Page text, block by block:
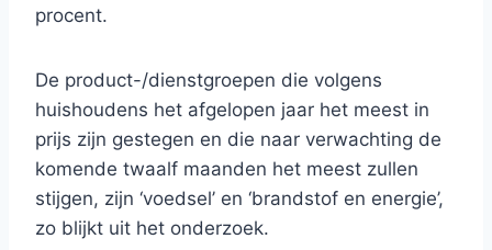
procent.
De product-/dienstgroepen die volgens
huishoudens het afgelopen jaar het meest in
prijs zijn gestegen en die naar verwachting de
komende twaalf maanden het meest zullen
stijgen, zijn ‘voedsel’ en ‘brandstof en energie’,
zo blijkt uit het onderzoek.